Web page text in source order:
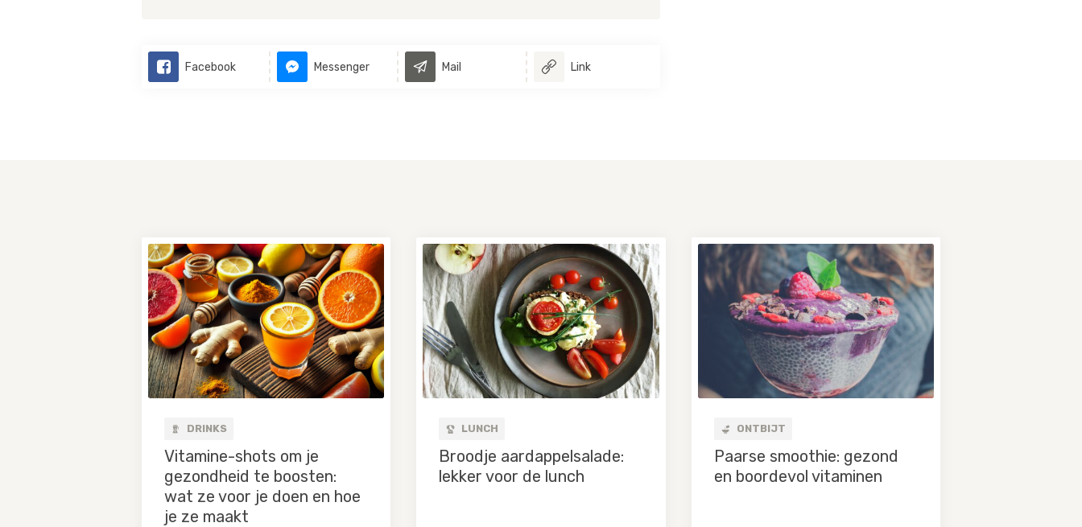
Facebook Messenger Mail Link
DRINKS
Vitamine-shots om je
gezondheid te boosten:
wat ze voor je doen en hoe
je ze maakt
LUNCH
Broodje aardappelsalade:
lekker voor de lunch
ONTBIJT
Paarse smoothie: gezond
en boordevol vitaminen